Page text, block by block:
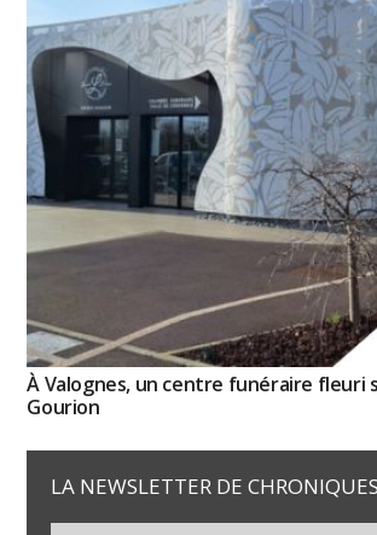
À Valognes, un centre funéraire fleuri
Gourion
LA NEWSLETTER DE